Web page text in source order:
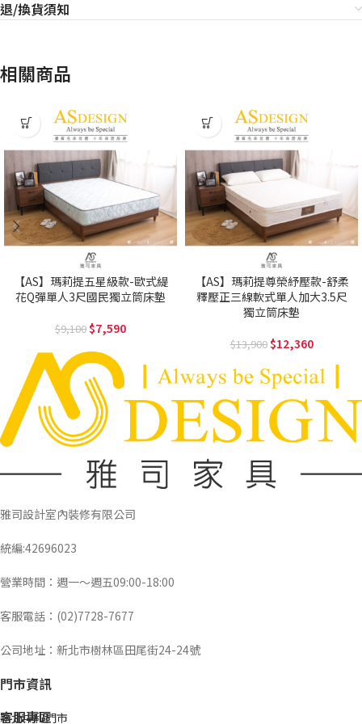
退/換貨須知
相關商品
【AS】瑪莉提五星級款-歐式緹
花Q彈單人3尺國民獨立筒床墊
9,100 7,590
【AS】瑪莉提尊榮紓壓款-舒柔
釋壓正三線軟式單人加大3.5尺
獨立筒床墊
13,900 12,360
雅司設計室內裝修有限公司
統編:42696023
營業時間：週一～週五09:00-18:00
客服電話：(02)7728-7677
公司地址：新北市樹林區田尾街24-24號
門市資訊
新北中和門市
客服專區